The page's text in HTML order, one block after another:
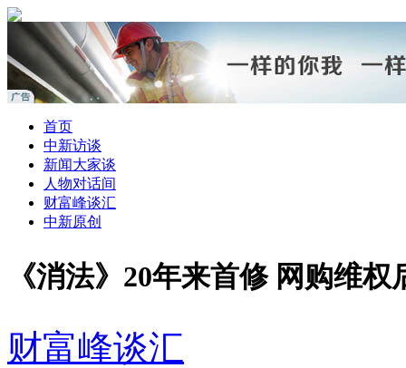
首页
中新访谈
新闻大家谈
人物对话间
财富峰谈汇
中新原创
《消法》20年来首修 网购维
财富峰谈汇